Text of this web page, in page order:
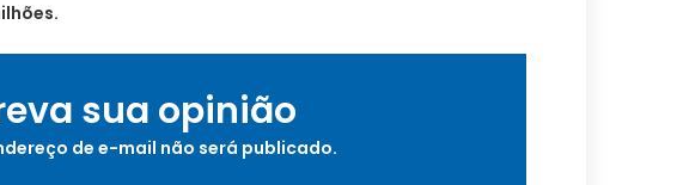
sua opinião
de e-mail não será publicado.